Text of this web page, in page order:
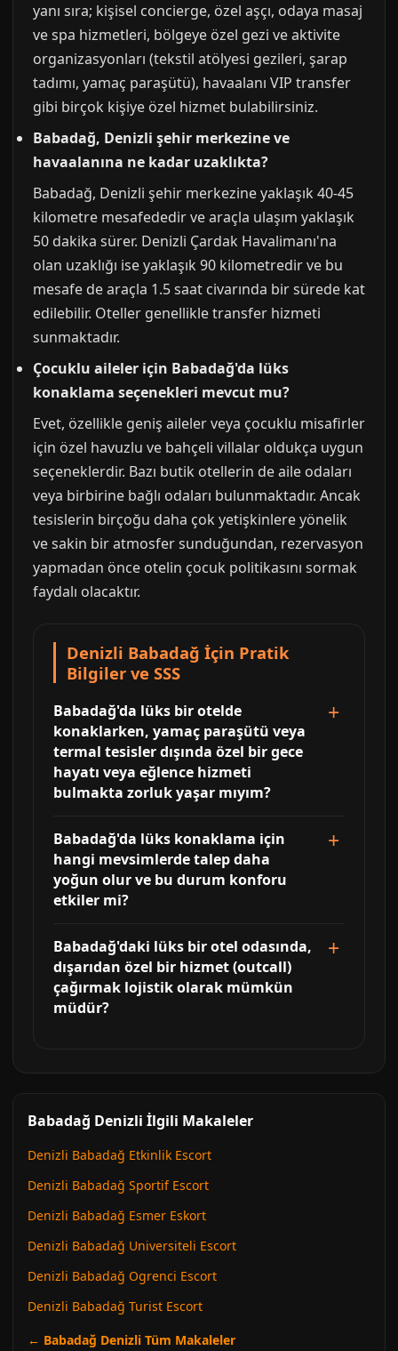
yanı sıra; kişisel concierge, özel aşçı, odaya masaj
ve spa hizmetleri, bölgeye özel gezi ve aktivite
organizasyonları (tekstil atölyesi gezileri, şarap
tadımı, yamaç paraşütü), havaalanı VIP transfer
gibi birçok kişiye özel hizmet bulabilirsiniz.
Babadağ, Denizli şehir merkezine ve
havaalanına ne kadar uzaklıkta?
Babadağ, Denizli şehir merkezine yaklaşık 40-45
kilometre mesafededir ve araçla ulaşım yaklaşık
50 dakika sürer. Denizli Çardak Havalimanı'na
olan uzaklığı ise yaklaşık 90 kilometredir ve bu
mesafe de araçla 1.5 saat civarında bir sürede kat
edilebilir. Oteller genellikle transfer hizmeti
sunmaktadır.
Çocuklu aileler için Babadağ'da lüks
konaklama seçenekleri mevcut mu?
Evet, özellikle geniş aileler veya çocuklu misafirler
için özel havuzlu ve bahçeli villalar oldukça uygun
seçeneklerdir. Bazı butik otellerin de aile odaları
veya birbirine bağlı odaları bulunmaktadır. Ancak
tesislerin birçoğu daha çok yetişkinlere yönelik
ve sakin bir atmosfer sunduğundan, rezervasyon
yapmadan önce otelin çocuk politikasını sormak
faydalı olacaktır.
Denizli Babadağ İçin Pratik
Bilgiler ve SSS
Babadağ'da lüks bir otelde
konaklarken, yamaç paraşütü veya
termal tesisler dışında özel bir gece
hayatı veya eğlence hizmeti
bulmakta zorluk yaşar mıyım?
Babadağ'da lüks konaklama için
hangi mevsimlerde talep daha
yoğun olur ve bu durum konforu
etkiler mi?
Babadağ'daki lüks bir otel odasında,
dışarıdan özel bir hizmet (outcall)
çağırmak lojistik olarak mümkün
müdür?
Babadağ Denizli İlgili Makaleler
Denizli Babadağ Etkinlik Escort
Denizli Babadağ Sportif Escort
Denizli Babadağ Esmer Eskort
Denizli Babadağ Universiteli Escort
Denizli Babadağ Ogrenci Escort
Denizli Babadağ Turist Escort
← Babadağ Denizli Tüm Makaleler